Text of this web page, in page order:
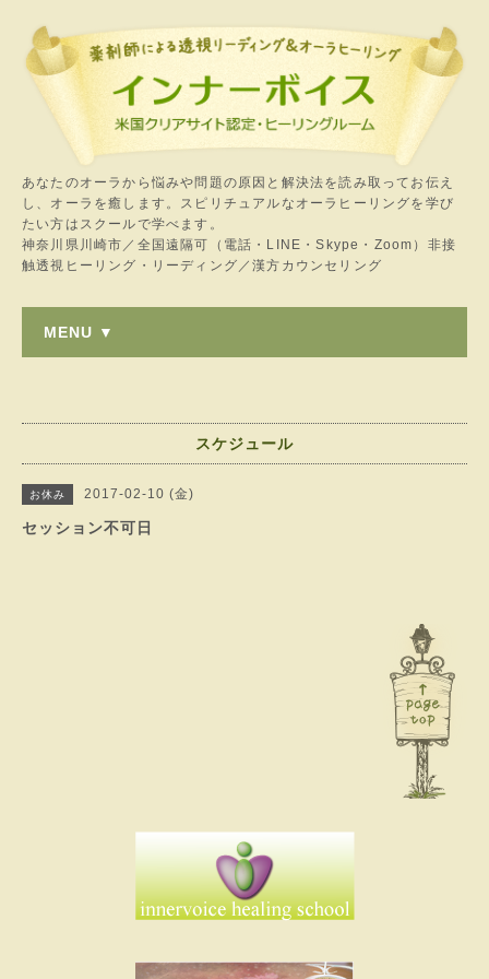
あなたのオーラから悩みや問題の原因と解決法を読み取ってお伝え
し、オーラを癒します。スピリチュアルなオーラヒーリングを学び
たい方はスクールで学べます。
神奈川県川崎市／全国遠隔可（電話・LINE・Skype・Zoom）非接
触透視ヒーリング・リーディング／漢方カウンセリング
MENU ▼
スケジュール
お休み 2017-02-10 (金)
セッション不可日